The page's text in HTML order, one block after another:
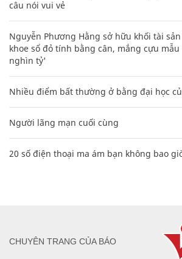
câu nói vui vẻ
Nguyễn Phương Hằng sở hữu khối tài
khoe sổ đỏ tính bằng cân, mắng cựu
nghìn tỷ'
Nhiều điểm bất thường ở bằng đại học
Người lãng mạn cuối cùng
20 số điện thoại ma ám bạn không bao
CHUYÊN TRANG CỦA BÁO